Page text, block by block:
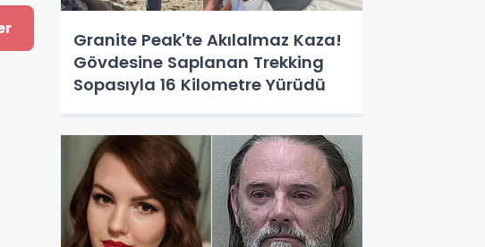
Granite Peak'te Akılalmaz Kaza!
Gövdesine Saplanan Trekking
Sopasıyla 16 Kilometre Yürüdü